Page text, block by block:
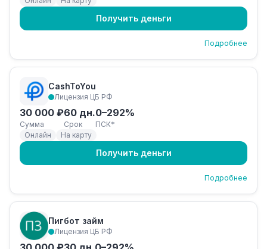
Получить деньги
Подробнее
CashToYou
Лицензия ЦБ РФ
30 000 ₽
Сумма
60 дн.
Срок
0–292%
ПСК*
Онлайн
На карту
Получить деньги
Подробнее
Пигбот займ
Лицензия ЦБ РФ